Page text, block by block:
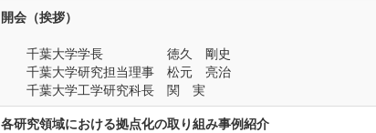
開会（挨拶）
千葉大学学長
徳久 剛史
千葉大学研究担当理事
松元 亮治
千葉大学工学研究科長
関 実
各研究領域における拠点化の取り組み事例紹介